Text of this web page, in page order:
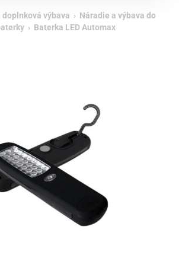
doplnková výbava › Náradie a výbava do
› Baterka LED Automax